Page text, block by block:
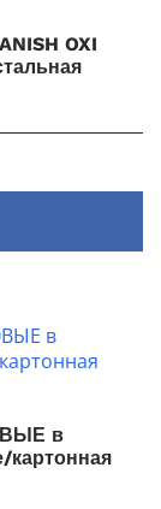
OXI
в
картонная